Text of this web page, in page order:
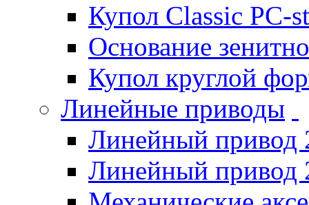
Купол Classic PC-st
Основание
Купол круглой
Линейные приводы
Линейный привод
Линейный привод